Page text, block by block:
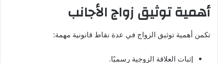
أهمية توثيق زواج الأجانب
تكمن أهمية توثيق الزواج في عدة نقاط قانونية مهمة:
إثبات العلاقة الزوجية رسميًا.